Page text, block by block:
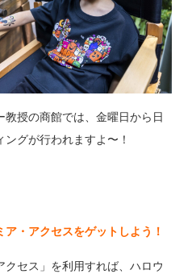
授の商館では、金曜日から日
グが行われますよ〜！
・アクセスをゲットしよう！
クセス」を利用すれば、ハロウ